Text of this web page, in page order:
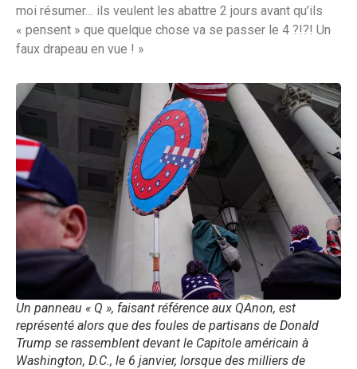
moi résumer… ils veulent les abattre 2 jours avant qu’ils
« pensent » que quelque chose va se passer le 4 ?!?! Un
faux drapeau en vue ! »
Un panneau « Q », faisant référence aux QAnon, est
représenté alors que des foules de partisans de Donald
Trump se rassemblent devant le Capitole américain à
Washington, D.C., le 6 janvier, lorsque des milliers de